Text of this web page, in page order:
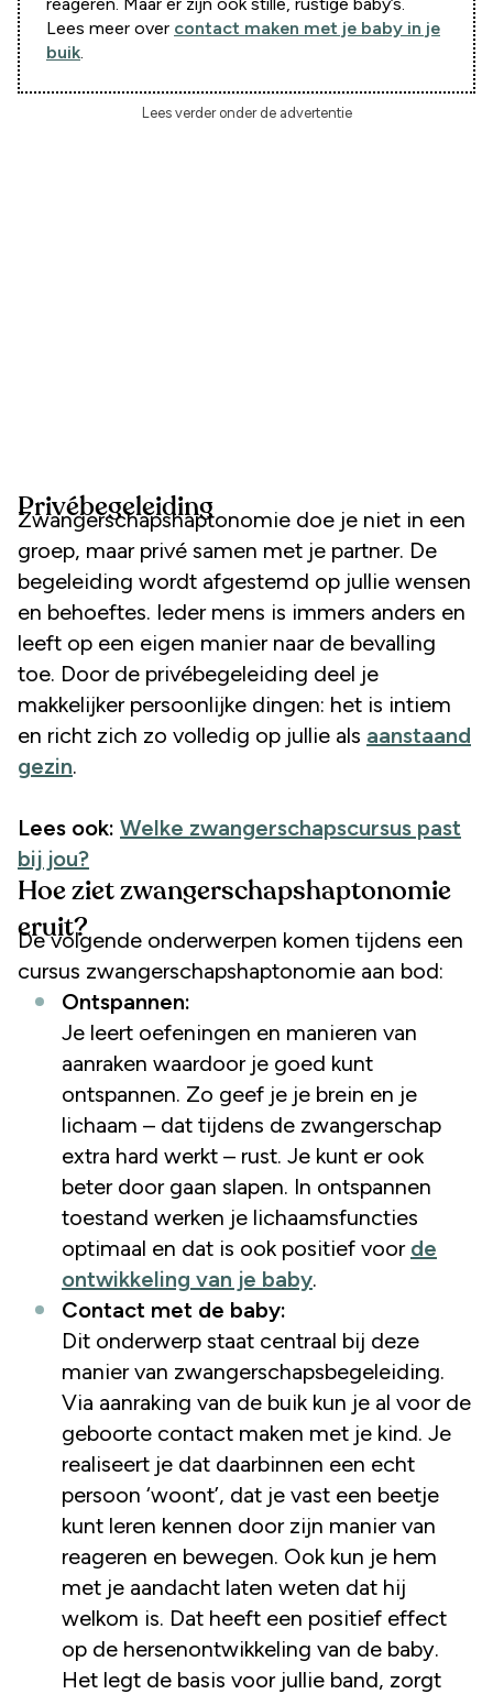
Lees meer over contact maken met je baby in je
buik
Lees verder onder de advertentie
Privébegeleiding
Zwangerschapshaptonomie doe je niet in een
groep, maar privé samen met je partner. De
begeleiding wordt afgestemd op jullie wensen
en behoeftes. Ieder mens is immers anders en
leeft op een eigen manier naar de bevalling
toe. Door de privébegeleiding deel je
makkelijker persoonlijke dingen: het is intiem
en richt zich zo volledig op jullie als aanstaand
gezin.
Lees ook: Welke zwangerschapscursus past
bij jou?
Hoe ziet zwangerschapshaptonomie
eruit?
De volgende onderwerpen komen tijdens een
cursus zwangerschapshaptonomie aan bod:
Ontspannen:
Je leert oefeningen en manieren van
aanraken waardoor je goed kunt
ontspannen. Zo geef je je brein en je
lichaam – dat tijdens de zwangerschap
extra hard werkt – rust. Je kunt er ook
beter door gaan slapen. In ontspannen
toestand werken je lichaamsfuncties
optimaal en dat is ook positief voor de
ontwikkeling van je baby.
Contact met de baby:
Dit onderwerp staat centraal bij deze
manier van zwangerschapsbegeleiding.
Via aanraking van de buik kun je al voor de
geboorte contact maken met je kind. Je
realiseert je dat daarbinnen een echt
persoon ‘woont’, dat je vast een beetje
kunt leren kennen door zijn manier van
reageren en bewegen. Ook kun je hem
met je aandacht laten weten dat hij
welkom is. Dat heeft een positief effect
op de hersenontwikkeling van de baby.
Het legt de basis voor jullie band, zorgt